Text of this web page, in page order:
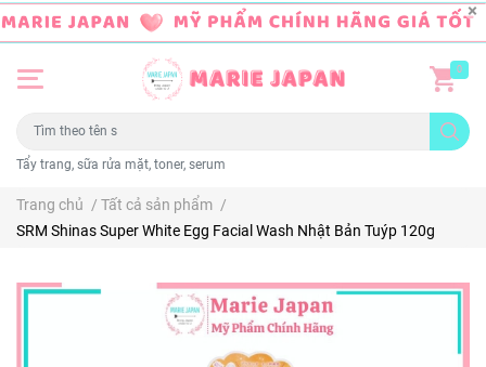
Tẩy trang, sữa rửa mặt, toner, serum
0
Trang chủ / Tất cả sản phẩm /
SRM Shinas Super White Egg Facial Wash Nhật Bản Tuýp 120g